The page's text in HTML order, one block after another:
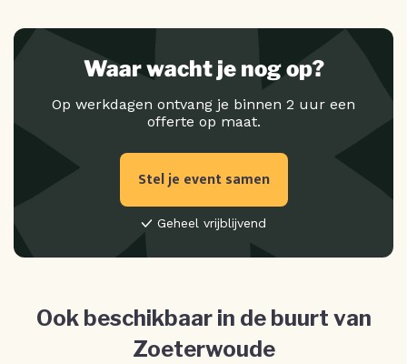
Waar wacht je nog op?
Op werkdagen ontvang je binnen 2 uur een
offerte op maat.
Stel je event samen
Geheel vrijblijvend
Ook beschikbaar in de buurt van
Zoeterwoude